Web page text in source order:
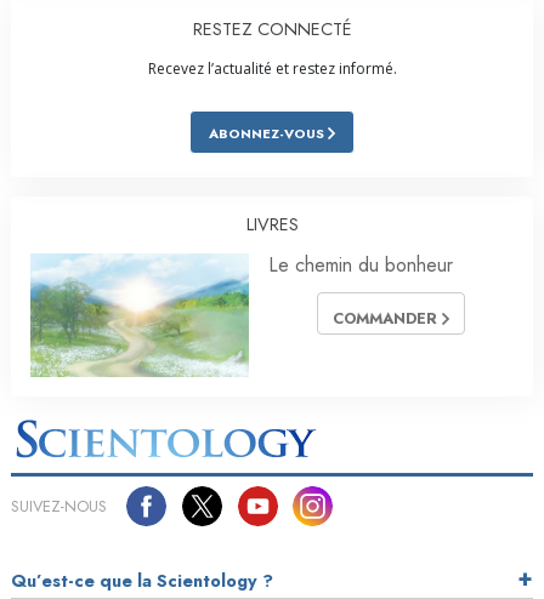
RESTEZ CONNECTÉ
Recevez l’actualité et restez informé.
ABONNEZ-VOUS
LIVRES
Le chemin du bonheur
COMMANDER
SUIVEZ-NOUS
Qu’est-ce que la Scientology ?